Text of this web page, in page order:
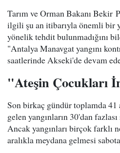
Tarım ve Orman Bakanı Bekir
ilgili şu an itibarıyla önemli bir
yönelik tehdit bulunmadığını
"Antalya Manavgat yangını
saatlerinde Akseki'de devam
"Ateşin Çocukları
Son birkaç gündür toplamda 41
gelen yangınların 30'dan
Ancak yangınları birçok farklı
aralıkla meydana gelmesi